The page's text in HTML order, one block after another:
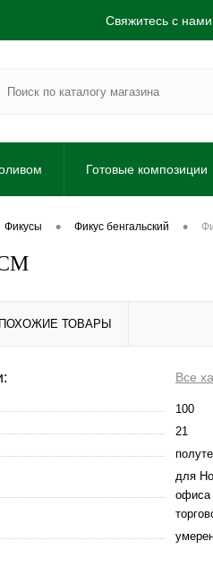
Свяжитесь с
Готовые композиции
фикусы • фикус бенгальский •
ПОХОЖИЕ ТОВАРЫ
Все
100
21
для
офиса